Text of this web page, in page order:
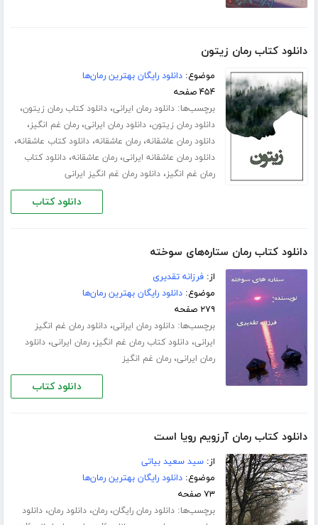
دانلود کتاب رمان زیتون
موضوع:دانلود رایگان بهترین رمان‌ها
۴۵۴ صفحه
برچسب‌ها:دانلود رمان ایرانی،دانلود کتاب رمان زیتون،
دانلود رمان زیتون،دانلود رمان ایرانی،رمان غم انگیز،
دانلود رمان عاشقانه،رمان عاشقانه،دانلود کتاب عاشقانه،
دانلود رمان عاشقانه ایرانی،رمان عاشقانه،دانلود کتاب
رمان غم انگیز،دانلود رمان غم انگیز ایرانی
دانلود کتاب
دانلود کتاب رمان ستاره‌های سوخته
از:فرزانه تقدیری
موضوع:دانلود رایگان بهترین رمان‌ها
۲۷۹ صفحه
برچسب‌ها:دانلود رمان ایرانی،دانلود رمان غم انگیز
ایرانی،دانلود کتاب رمان غم انگیز،رمان ایرانی،دانلود
رمان ایرانی،رمان غم انگیز
دانلود کتاب
دانلود کتاب رمان آرزویم رویا است
از:سید سعید بیاتی
موضوع:دانلود رایگان بهترین رمان‌ها
۷۳ صفحه
برچسب‌ها:دانلود رمان رایگان،رمان،دانلود رمان،دانلود